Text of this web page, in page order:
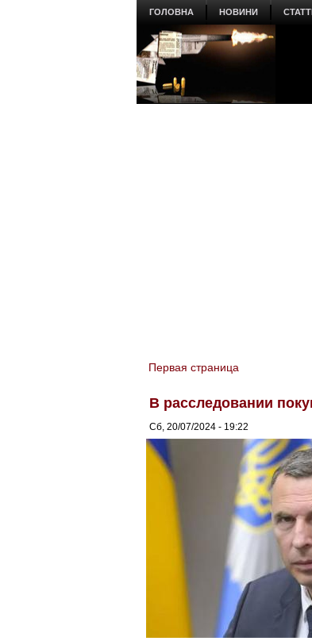
ГОЛОВНА НОВИНИ
You are here
Первая страница
В расследовании
Сб, 20/07/2024 - 19:22